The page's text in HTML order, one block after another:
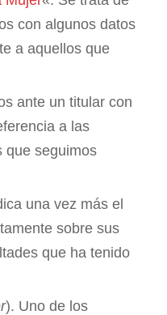
con algunos datos
a aquellos que
ante un titular con
a las
que seguimos
una vez más el
sobre sus
que ha tenido
). Uno de los